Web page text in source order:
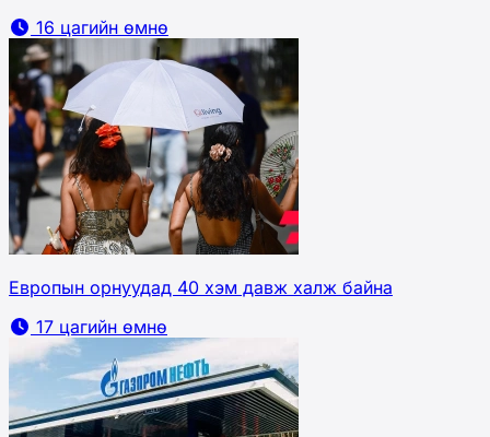
16 цагийн өмнө
Европын орнуудад 40 хэм давж халж байна
17 цагийн өмнө